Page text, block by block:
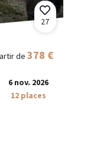
27
de 378 €
6 nov. 2026
12 places